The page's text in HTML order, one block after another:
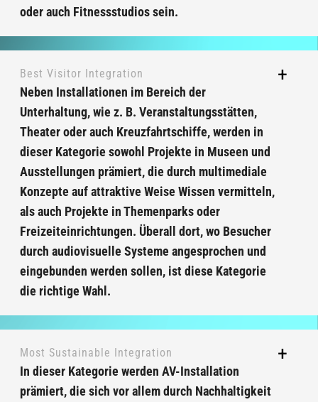
oder auch Fitnessstudios sein.
Best Visitor Integration
Neben Installationen im Bereich der
Unterhaltung, wie z. B. Veranstaltungsstätten,
Theater oder auch Kreuzfahrtschiffe, werden in
dieser Kategorie sowohl Projekte in Museen und
Ausstellungen prämiert, die durch multimediale
Konzepte auf attraktive Weise Wissen vermitteln,
als auch Projekte in Themenparks oder
Freizeiteinrichtungen. Überall dort, wo Besucher
durch audiovisuelle Systeme angesprochen und
eingebunden werden sollen, ist diese Kategorie
die richtige Wahl.
Most Sustainable Integration
In dieser Kategorie werden AV-Installation
prämiert, die sich vor allem durch Nachhaltigkeit